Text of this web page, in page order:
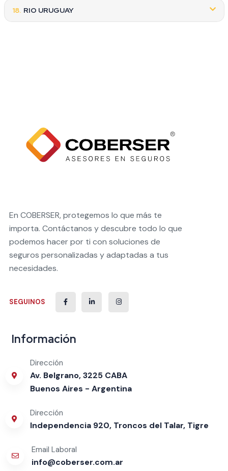
18. RIO URUGUAY
En COBERSER, protegemos lo que más te
importa. Contáctanos y descubre todo lo que
podemos hacer por ti con soluciones de
seguros personalizadas y adaptadas a tus
necesidades.
SEGUINOS
Información
Dirección
Av. Belgrano, 3225 CABA
Buenos Aires - Argentina
Dirección
Independencia 920, Troncos del Talar, Tigre
Email Laboral
info@coberser.com.ar